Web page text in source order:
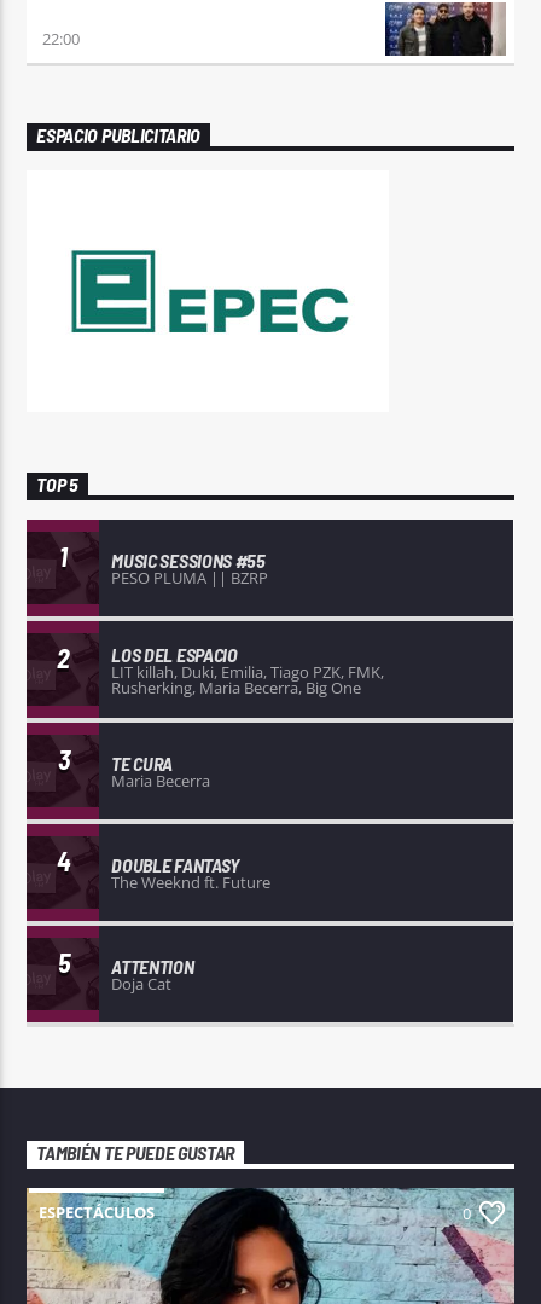
22:00
ESPACIO PUBLICITARIO
TOP 5
1 MUSIC SESSIONS #55
PESO PLUMA || BZRP
2 LOS DEL ESPACIO
LIT killah, Duki, Emilia, Tiago PZK, FMK,
Rusherking, Maria Becerra, Big One
3 TE CURA
Maria Becerra
4 DOUBLE FANTASY
The Weeknd ft. Future
5 ATTENTION
Doja Cat
TAMBIÉN TE PUEDE GUSTAR
ESPECTÁCULOS 0